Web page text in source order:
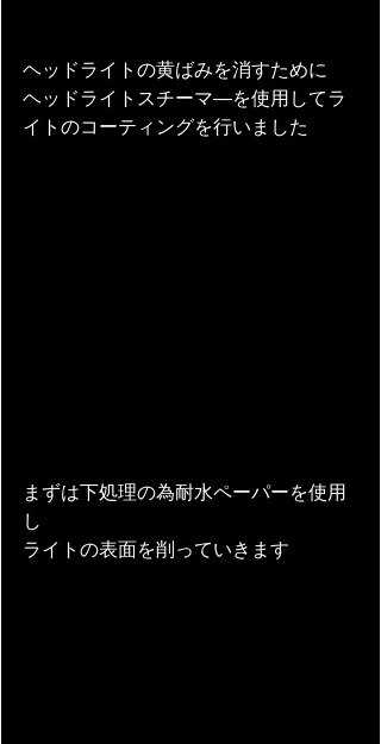
ヘッドライトの黄ばみを消すために
ヘッドライトスチーマ―を使用してラ
イトのコーティングを行いました
まずは下処理の為耐水ペーパーを使用
し
ライトの表面を削っていきます